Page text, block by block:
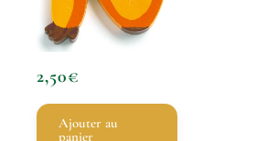
2,50€
Ajouter au
panier